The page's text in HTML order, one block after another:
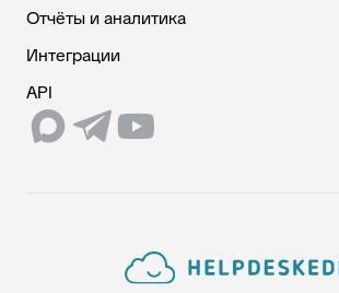
Отчёты и аналитика
Интеграции
API